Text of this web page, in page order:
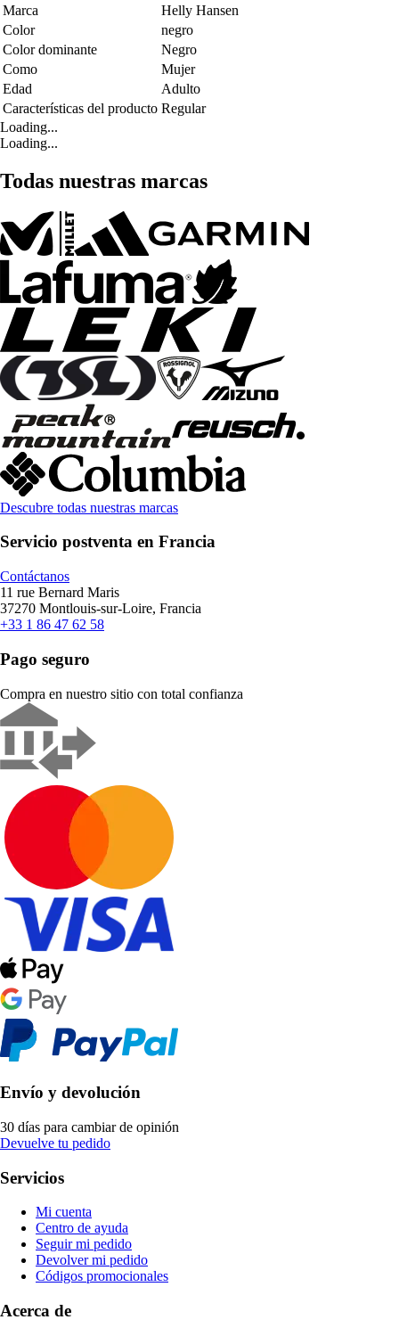
Marca
Helly Hansen
Color
negro
Color dominante
Negro
Como
Mujer
Edad
Adulto
Características del producto Regular
Loading...
Loading...
Todas nuestras marcas
Descubre todas nuestras marcas
Servicio postventa en Francia
Contáctanos
11 rue Bernard Maris
37270 Montlouis-sur-Loire, Francia
+33 1 86 47 62 58
Pago seguro
Compra en nuestro sitio con total confianza
Envío y devolución
30 días para cambiar de opinión
Devuelve tu pedido
Servicios
Mi cuenta
Centro de ayuda
Seguir mi pedido
Devolver mi pedido
Códigos promocionales
Acerca de